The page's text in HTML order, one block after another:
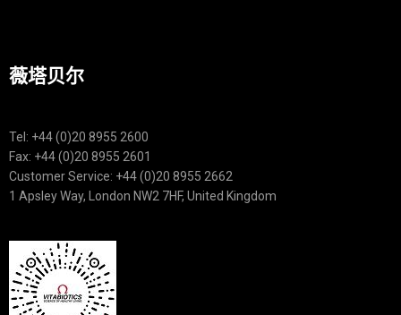
薇塔贝尔
Tel: +44 (0)20 8955 2600
Fax: +44 (0)20 8955 2601
Customer Service: +44 (0)20 8955 2662
1 Apsley Way, London NW2 7HF, United Kingdom